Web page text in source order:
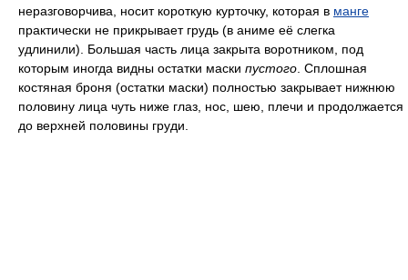
неразговорчива, носит короткую курточку, которая в манге
практически не прикрывает грудь (в аниме её слегка
удлинили). Большая часть лица закрыта воротником, под
которым иногда видны остатки маски пустого . Сплошная
костяная броня (остатки маски) полностью закрывает нижнюю
половину лица чуть ниже глаз, нос, шею, плечи и продолжается
до верхней половины груди.